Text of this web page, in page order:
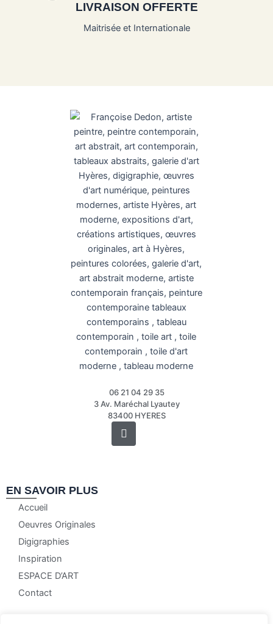
LIVRAISON OFFERTE
Maitrisée et Internationale
06 21 04 29 35
3 Av. Maréchal Lyautey
83400 HYERES
Instagram
EN SAVOIR PLUS
Accueil
Oeuvres Originales
Digigraphies
Inspiration
ESPACE D’ART
Contact